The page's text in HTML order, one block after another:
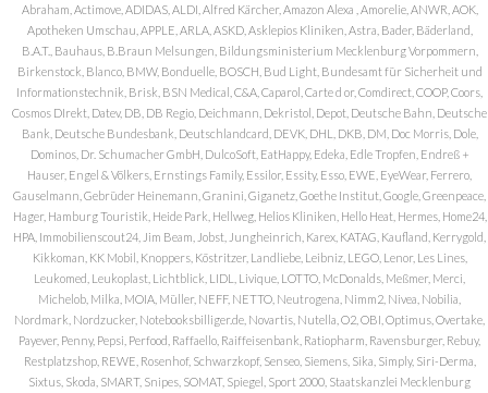
Abraham, Actimove, ADIDAS, ALDI, Alfred Kärcher, Amazon Alexa , Amorelie, ANWR, AOK,
Apotheken Umschau, APPLE, ARLA, ASKD, Asklepios Kliniken, Astra, Bader, Bäderland,
B.A.T., Bauhaus, B.Braun Melsungen, Bildungsministerium Mecklenburg Vorpommern,
Birkenstock, Blanco, BMW, Bonduelle, BOSCH, Bud Light, Bundesamt für Sicherheit und
Informationstechnik, Brisk, BSN Medical, C&A, Caparol, Carte d or, Comdirect, COOP, Coors,
Cosmos DIrekt, Datev, DB, DB Regio, Deichmann, Dekristol, Depot, Deutsche Bahn, Deutsche
Bank, Deutsche Bundesbank, Deutschlandcard, DEVK, DHL, DKB, DM, Doc Morris, Dole,
Dominos, Dr. Schumacher GmbH, DulcoSoft, EatHappy, Edeka, Edle Tropfen, Endreß +
Hauser, Engel & Völkers, Ernstings Family, Essilor, Essity, Esso, EWE, EyeWear, Ferrero,
Gauselmann, Gebrüder Heinemann, Granini, Giganetz, Goethe Institut, Google, Greenpeace,
Hager, Hamburg Touristik, Heide Park, Hellweg, Helios Kliniken, Hello Heat, Hermes, Home24,
HPA, Immobilienscout24, Jim Beam, Jobst, Jungheinrich, Karex, KATAG, Kaufland, Kerrygold,
Kikkoman, KK Mobil, Knoppers, Köstritzer, Landliebe, Leibniz, LEGO, Lenor, Les Lines,
Leukomed, Leukoplast, Lichtblick, LIDL, Livique, LOTTO, McDonalds, Meßmer, Merci,
Michelob, Milka, MOIA, Müller, NEFF, NETTO, Neutrogena, Nimm2, Nivea, Nobilia,
Nordmark, Nordzucker, Notebooksbilliger.de, Novartis, Nutella, O2, OBI, Optimus, Overtake,
Payever, Penny, Pepsi, Perfood, Raffaello, Raiffeisenbank, Ratiopharm, Ravensburger, Rebuy,
Restplatzshop, REWE, Rosenhof, Schwarzkopf, Senseo, Siemens, Sika, Simply, Siri-Derma,
Sixtus, Skoda, SMART, Snipes, SOMAT, Spiegel, Sport 2000, Staatskanzlei Mecklenburg